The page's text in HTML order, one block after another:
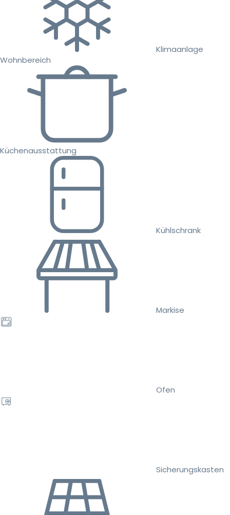
Klimaanlage
Wohnbereich
Küchenausstattung
Kühlschrank
Markise
Ofen
Sicherungskasten